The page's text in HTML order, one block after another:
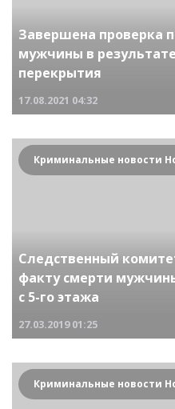
Завершена проверка
мужчины в
перекрытия
17.08.2021 04:32
Следственный
факту смерти
с 5-го этажа
27.03.2019 01:25